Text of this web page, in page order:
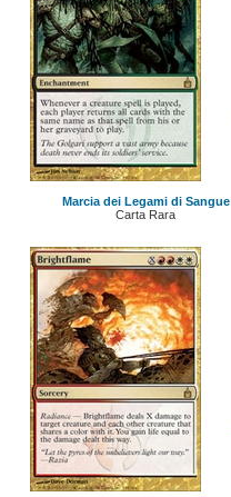
Marcia dei Legami di Sangue
Carta Rara